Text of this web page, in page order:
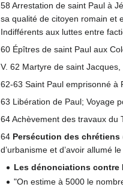
58 Arrestation de saint Paul à
sa qualité de citoyen romain et
Indifférents aux luttes entre
60 Épîtres de saint Paul aux
V. 62 Martyre de saint
62-63 Saint Paul emprisonné à
63 Libération de Paul; Voyage
64 Achèvement des travaux du
64 Persécution des chrétiens
d’urbanisme et d’avoir allumé
Les dénonciations contre
"On estime à 5000 le